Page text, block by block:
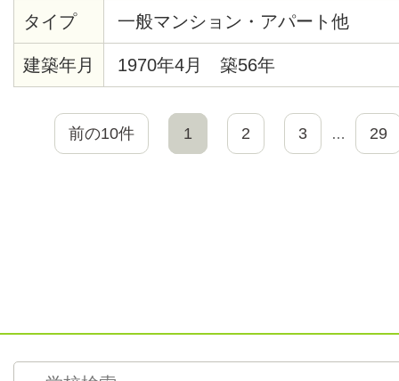
す・女性２人でのシェアでも結構
と襖を張り替えます・静かな住宅
す・コンビニ徒歩約3分・ダイエ
タイプ 一般マンション・アパート他
建築年月 1970年4月 築56年
前の10件 1 2 3 … 29